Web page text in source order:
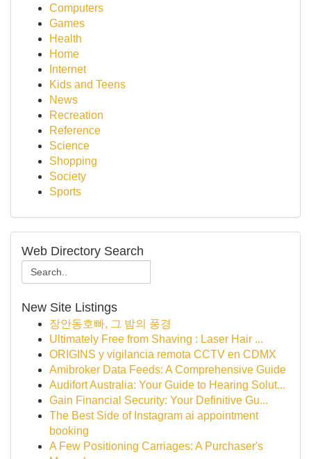
Computers
Games
Health
Home
Internet
Kids and Teens
News
Recreation
Reference
Science
Shopping
Society
Sports
Web Directory Search
New Site Listings
장안동호빠, 그 밤의 풍경
Ultimately Free from Shaving : Laser Hair ...
ORIGINS y vigilancia remota CCTV en CDMX
Amibroker Data Feeds: A Comprehensive Guide
Audifort Australia: Your Guide to Hearing Solut...
Gain Financial Security: Your Definitive Gu...
The Best Side of Instagram ai appointment
booking
A Few Positioning Carriages: A Purchaser's